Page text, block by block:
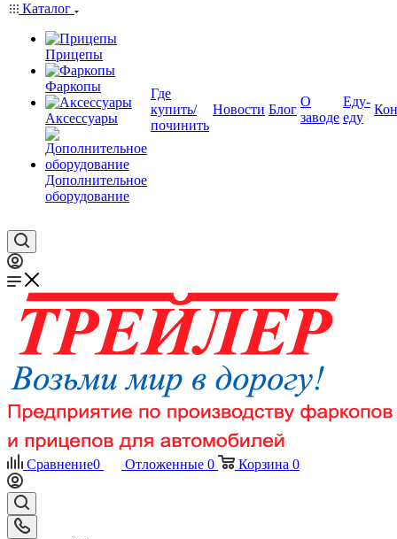
Каталог
Прицепы
Фаркопы
Аксессуары
Дополнительное
оборудование
Где
купить/
починить
Новости Блог
О
заводе
Еду-
еду
Сравнение0 Отложенные 0 Корзина 0